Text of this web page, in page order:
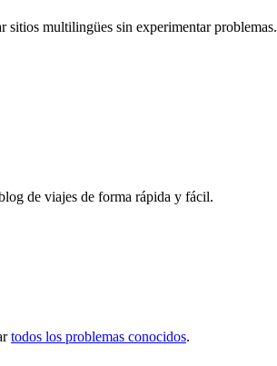
sitios multilingües sin experimentar problemas.
de viajes de forma rápida y fácil.
todos los problemas conocidos.